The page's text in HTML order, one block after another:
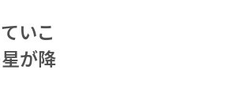
いこ
が降